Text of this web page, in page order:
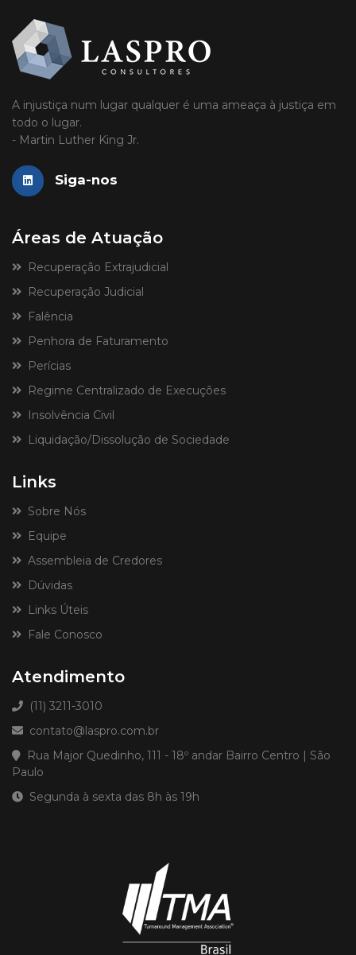
A injustiça num lugar qualquer é uma ameaça à justiça em
todo o lugar.
- Martin Luther King Jr.
Siga-nos
Áreas de Atuação
Recuperação Extrajudicial
Recuperação Judicial
Falência
Penhora de Faturamento
Perícias
Regime Centralizado de Execuções
Insolvência Civil
Liquidação/Dissolução de Sociedade
Links
Sobre Nós
Equipe
Assembleia de Credores
Dúvidas
Links Úteis
Fale Conosco
Atendimento
(11) 3211-3010
contato@laspro.com.br
Rua Major Quedinho, 111 - 18º andar Bairro Centro | São
Paulo
Segunda à sexta das 8h às 19h